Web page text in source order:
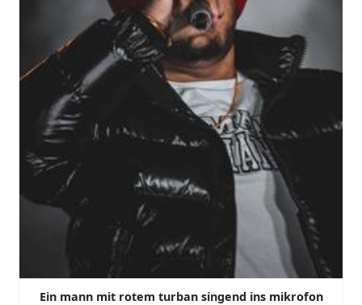
Ein mann mit rotem turban singend ins mikrofon